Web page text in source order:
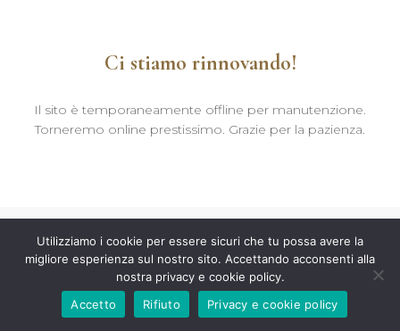
Ci stiamo rinnovando!
Il sito è temporaneamente offline per manutenzione.
Torneremo online prestissimo. Grazie per la pazienza.
Utilizziamo i cookie per essere sicuri che tu possa avere la
migliore esperienza sul nostro sito. Accettando acconsenti alla
nostra privacy e cookie policy.
Accetto
Rifiuto Privacy e cookie policy